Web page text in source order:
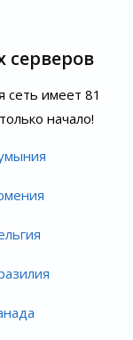
серверов
имеет 81
начало!